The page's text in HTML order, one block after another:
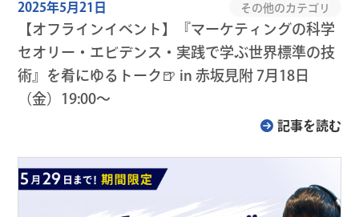
2025年5月21日 その他のカテゴリ
【オフラインイベント】『マーケティングの科学
セオリー・エビデンス・実践で学ぶ世界標準の技
術』を肴にゆるトーク🍺 in 赤坂見附 7月18日
（金）19:00～
記事を読む